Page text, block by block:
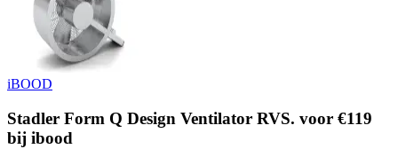
iBOOD
Stadler Form Q Design Ventilator RVS. voor €119
bij ibood